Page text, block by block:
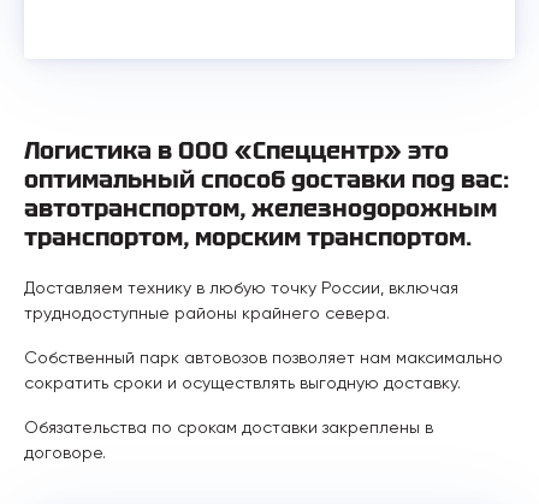
Логистика в ООО «Спеццентр» это
оптимальный способ доставки под вас:
автотранспортом, железнодорожным
транспортом, морским транспортом.
Доставляем технику в любую точку России, включая
труднодоступные районы крайнего севера.
Собственный парк автовозов позволяет нам максимально
сократить сроки и осуществлять выгодную доставку.
Обязательства по срокам доставки закреплены в
договоре.